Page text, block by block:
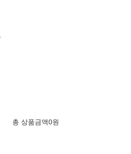
총 상품금액0원